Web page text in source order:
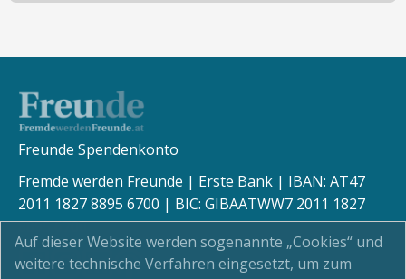
Freunde Spendenkonto
Fremde werden Freunde | Erste Bank | IBAN: AT47
2011 1827 8895 6700 | BIC: GIBAATWW7 2011 1827
8895 6700
Auf dieser Website werden sogenannte „Cookies“ und
weitere technische Verfahren eingesetzt, um zum